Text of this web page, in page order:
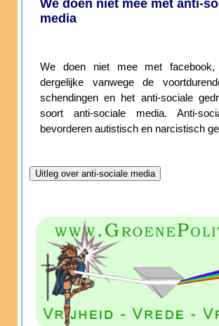
We doen niet mee met anti-
media
We doen niet mee met
dergelijke vanwege de
schendingen en het anti-sociale
soort anti-sociale media. Anti-
bevorderen autistisch en narcistisch